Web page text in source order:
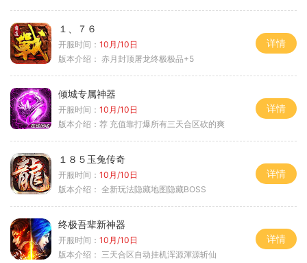
１、７６
开服时间： 10月/10日
版本介绍： 赤月封顶屠龙终极极品+5
详情
倾城专属神器
开服时间： 10月/10日
版本介绍： 荐 充值靠打爆所有三天合区砍的爽
详情
１８５玉兔传奇
开服时间： 10月/10日
版本介绍： 全新玩法隐藏地图隐藏BOSS
详情
终极吾辈新神器
开服时间： 10月/10日
版本介绍： 三天合区自动挂机浑源渾源斩仙
详情